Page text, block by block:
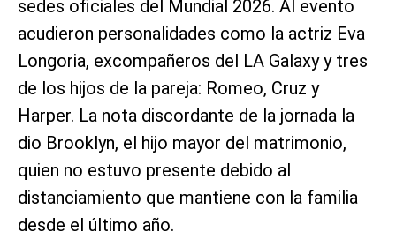
sedes oficiales del Mundial 2026. Al evento
acudieron personalidades como la actriz Eva
Longoria, excompañeros del LA Galaxy y tres
de los hijos de la pareja: Romeo, Cruz y
Harper. La nota discordante de la jornada la
dio Brooklyn, el hijo mayor del matrimonio,
quien no estuvo presente debido al
distanciamiento que mantiene con la familia
desde el último año.